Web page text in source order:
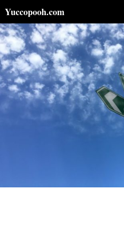
ン
テ
ン
ツ
へ
ス
キ
プ
Yuccopooh.com
索